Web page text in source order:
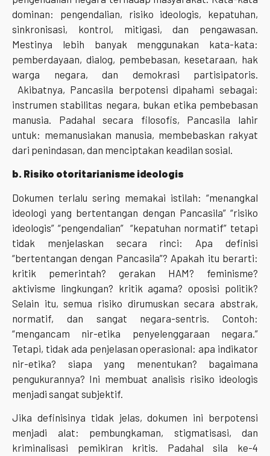
dominan: pengendalian, risiko ideologis, kepatuhan,
sinkronisasi, kontrol, mitigasi, dan pengawasan.
Mestinya lebih banyak menggunakan kata-kata:
pemberdayaan, dialog, pembebasan, kesetaraan, hak
warga negara, dan demokrasi partisipatoris.
Akibatnya, Pancasila berpotensi dipahami sebagai:
instrumen stabilitas negara, bukan etika pembebasan
manusia. Padahal secara filosofis, Pancasila lahir
untuk: memanusiakan manusia, membebaskan rakyat
dari penindasan, dan menciptakan keadilan sosial.
b. Risiko otoritarianisme ideologis
Dokumen terlalu sering memakai istilah: “menangkal
ideologi yang bertentangan dengan Pancasila” “risiko
ideologis” “pengendalian” “kepatuhan normatif” tetapi
tidak menjelaskan secara rinci: Apa definisi
“bertentangan dengan Pancasila”? Apakah itu berarti:
kritik pemerintah? gerakan HAM? feminisme?
aktivisme lingkungan? kritik agama? oposisi politik?
Selain itu, semua risiko dirumuskan secara abstrak,
normatif, dan sangat negara-sentris. Contoh:
“mengancam nir-etika penyelenggaraan negara.”
Tetapi, tidak ada penjelasan operasional: apa indikator
nir-etika? siapa yang menentukan? bagaimana
pengukurannya? Ini membuat analisis risiko ideologis
menjadi sangat subjektif.
Jika definisinya tidak jelas, dokumen ini berpotensi
menjadi alat: pembungkaman, stigmatisasi, dan
kriminalisasi pemikiran kritis. Padahal sila ke-4